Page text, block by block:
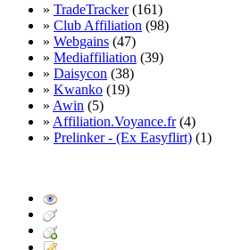
» TradeTracker (161)
» Club Affiliation (98)
» Webgains (47)
» Mediaffiliation (39)
» Daisycon (38)
» Kwanko (19)
» Awin (5)
» Affiliation.Voyance.fr (4)
» Prelinker - (Ex Easyflirt) (1)